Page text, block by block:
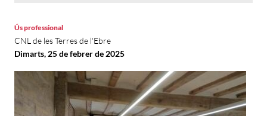
Ús professional
CNL de les Terres de l'Ebre
Dimarts, 25 de febrer de 2025